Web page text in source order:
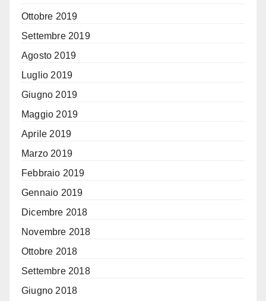
Ottobre 2019
Settembre 2019
Agosto 2019
Luglio 2019
Giugno 2019
Maggio 2019
Aprile 2019
Marzo 2019
Febbraio 2019
Gennaio 2019
Dicembre 2018
Novembre 2018
Ottobre 2018
Settembre 2018
Giugno 2018